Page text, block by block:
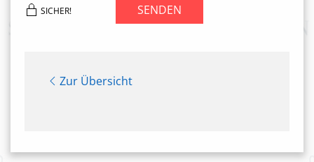
SICHER! SENDEN
Zur Übersicht